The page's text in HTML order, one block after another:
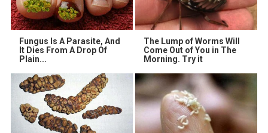
Fungus Is A Parasite, And
It Dies From A Drop Of
Plain...
The Lump of Worms Will
Come Out of You in The
Morning. Try it